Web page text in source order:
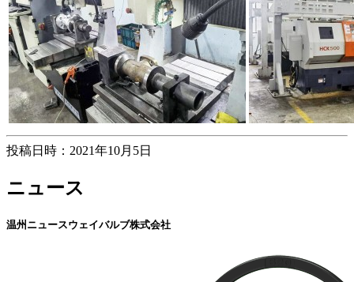
投稿日時：2021年10月5日
ニュース
温州ニュースウェイバルブ株式会社